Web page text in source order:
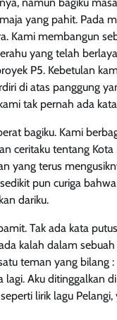
yang pahit. Pada
Kami membangun
yang telah
P5. Kebetulan
di atas panggung
tak pernah ada kata
bagiku. Kami
ceritaku tentang
yang terus
pun curiga
dariku.
Tak ada kata
kalah dalam
teman yang bilang :
Aku ditinggalkan
lirik lagu Pelangi,